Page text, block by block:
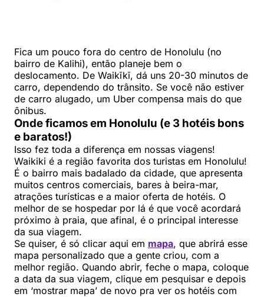
Fica um pouco fora do centro de Honolulu (no
bairro de Kalihi), então planeje bem o
deslocamento. De Waikīkī, dá uns 20-30 minutos de
carro, dependendo do trânsito. Se você não estiver
de carro alugado, um Uber compensa mais do que
ônibus.
Onde ficamos em Honolulu (e 3 hotéis bons
e baratos!)
Isso fez toda a diferença em nossas viagens!
Waikiki é a região favorita dos turistas em Honolulu!
É o bairro mais badalado da cidade, que apresenta
muitos centros comerciais, bares à beira-mar,
atrações turísticas e a maior oferta de hotéis. O
melhor de se hospedar por lá é que você acordará
próximo à praia, que afinal, é o principal interesse
da sua viagem.
Se quiser, é só clicar aqui em mapa, que abrirá esse
mapa personalizado que a gente criou, com a
melhor região. Quando abrir, feche o mapa, coloque
a data da sua viagem, clique em pesquisar e depois
em ‘mostrar mapa’ de novo pra ver os hotéis com